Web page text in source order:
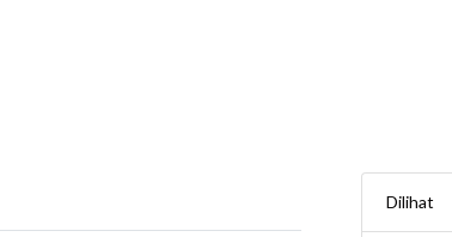
Dilihat